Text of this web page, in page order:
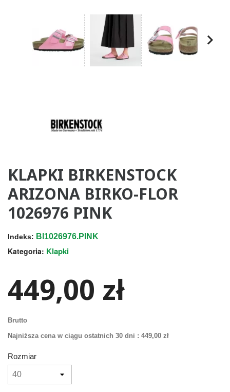
KLAPKI BIRKENSTOCK
ARIZONA BIRKO-FLOR
1026976 PINK
Indeks: BI1026976.PINK
Kategoria: Klapki
449,00 zł
Brutto
Najniższa cena w ciągu ostatnich 30 dni : 449,00 zł
Rozmiar